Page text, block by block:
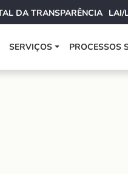
DA TRANSPARÊNCIA LAI/
SERVIÇOS PROCESSOS